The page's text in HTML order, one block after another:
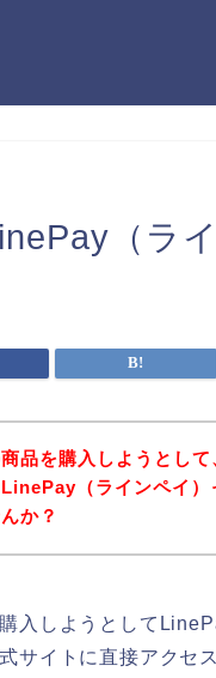
（ラ
品を購入しようとし
（ラインペイ）
か？
入しようとして
サイトに直接アクセ